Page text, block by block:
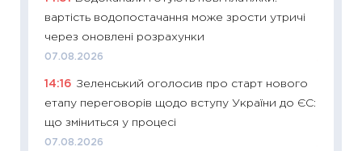
вартість водопостачання може зрости утричі
через оновлені розрахунки
07.08.2026
14:16 Зеленський оголосив про старт нового
етапу переговорів щодо вступу України до ЄС:
що зміниться у процесі
07.08.2026